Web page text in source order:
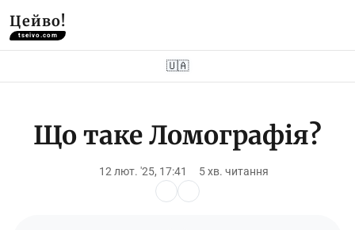
Цейво!
tseivo.com
🇺🇦
Що таке Ломографія?
12 лют. '25, 17:41 5 хв. читання